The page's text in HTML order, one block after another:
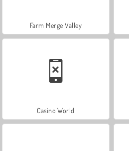
Farm Merge Valley
Casino World